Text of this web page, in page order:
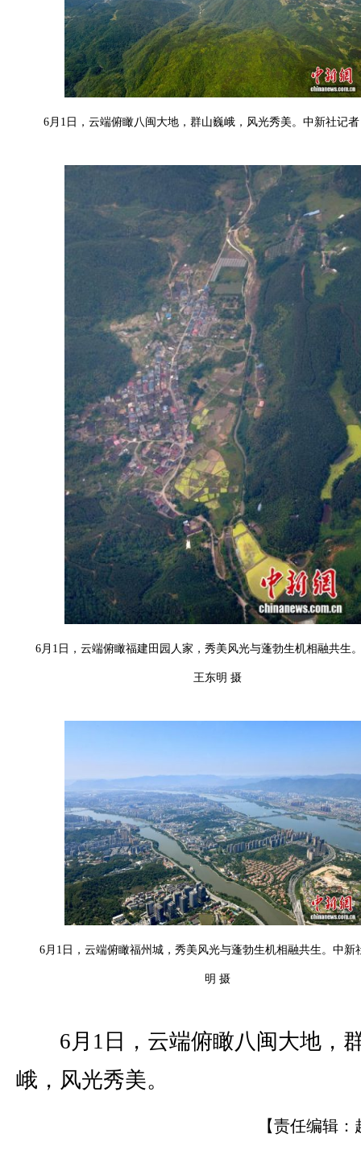
6月1日，云端俯瞰八闽大地，群山巍峨，风光秀美。中新社记
6月1日，云端俯瞰福建田园人家，秀美风光与蓬勃生机相融共生
王东明 摄
6月1日，云端俯瞰福州城，秀美风光与蓬勃生机相融共生。中新
明 摄
6月1日，云端俯瞰八闽大地，
峨，风光秀美。
【责任编辑：